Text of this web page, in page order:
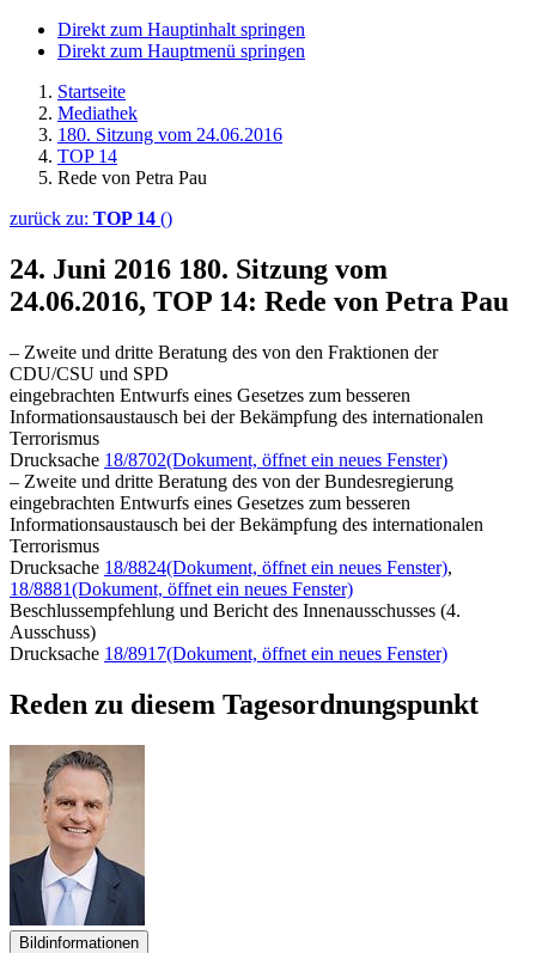
Direkt zum Hauptinhalt springen
Direkt zum Hauptmenü springen
Startseite
Mediathek
180. Sitzung vom 24.06.2016
TOP 14
Rede von Petra Pau
zurück zu: TOP 14 ()
24. Juni 2016 180. Sitzung vom
24.06.2016, TOP 14: Rede von Petra Pau
– Zweite und dritte Beratung des von den Fraktionen der
CDU/CSU und SPD
eingebrachten Entwurfs eines Gesetzes zum besseren
Informationsaustausch bei der Bekämpfung des internationalen
Terrorismus
Drucksache 18/8702(Dokument, öffnet ein neues Fenster)
– Zweite und dritte Beratung des von der Bundesregierung
eingebrachten Entwurfs eines Gesetzes zum besseren
Informationsaustausch bei der Bekämpfung des internationalen
Terrorismus
Drucksache 18/8824(Dokument, öffnet ein neues Fenster),
18/8881(Dokument, öffnet ein neues Fenster)
Beschlussempfehlung und Bericht des Innenausschusses (4.
Ausschuss)
Drucksache 18/8917(Dokument, öffnet ein neues Fenster)
Reden zu diesem Tagesordnungspunkt
Bildinformationen